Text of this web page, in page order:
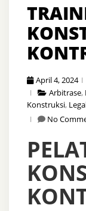
April 4, 2024
Arbitrase,
Konstruksi,
No